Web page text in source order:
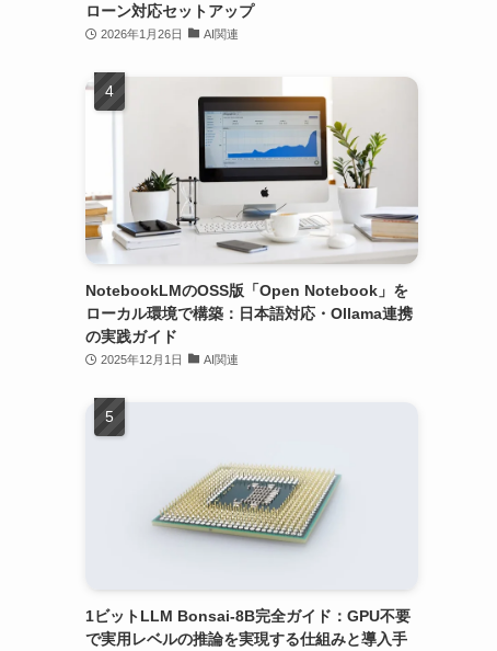
ローン対応セットアップ
2026年1月26日 AI関連
NotebookLMのOSS版「Open Notebook」を
ローカル環境で構築：日本語対応・Ollama連携
の実践ガイド
2025年12月1日 AI関連
1ビットLLM Bonsai-8B完全ガイド：GPU不要
で実用レベルの推論を実現する仕組みと導入手